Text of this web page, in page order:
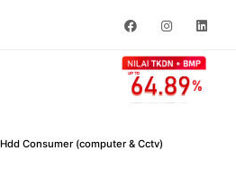
Hdd Consumer (computer & Cctv)